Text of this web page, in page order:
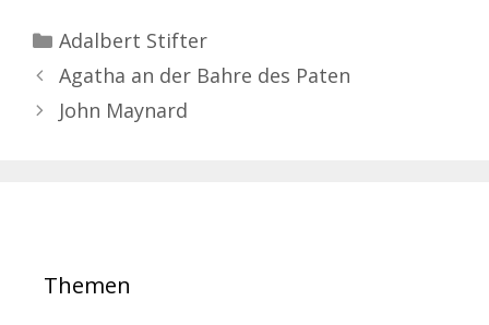
Kategorien
Adalbert Stifter
Agatha an der Bahre des Paten
John Maynard
Themen